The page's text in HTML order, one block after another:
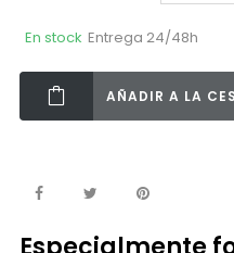
En stock Entrega 24/48h
AÑADIR A LA